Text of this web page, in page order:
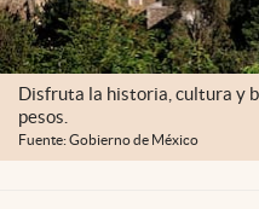
Disfruta la historia, cultura y
pesos.
Fuente: Gobierno de México